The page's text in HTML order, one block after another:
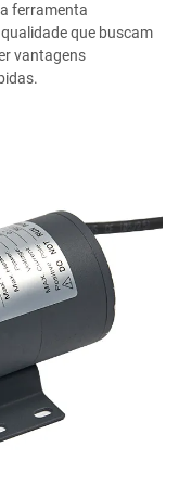
ferramenta
que buscam
vantagens